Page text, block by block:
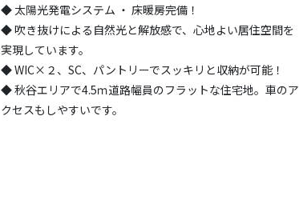
◆ 太陽光発電システム ・ 床暖房完備！
◆ 吹き抜けによる自然光と解放感で、心地よい居住空間を
実現しています。
◆ WIC×２、SC、パントリーでスッキリと収納が可能！
◆ 秋谷エリアで4.5ｍ道路幅員のフラットな住宅地。車のア
クセスもしやすいです。